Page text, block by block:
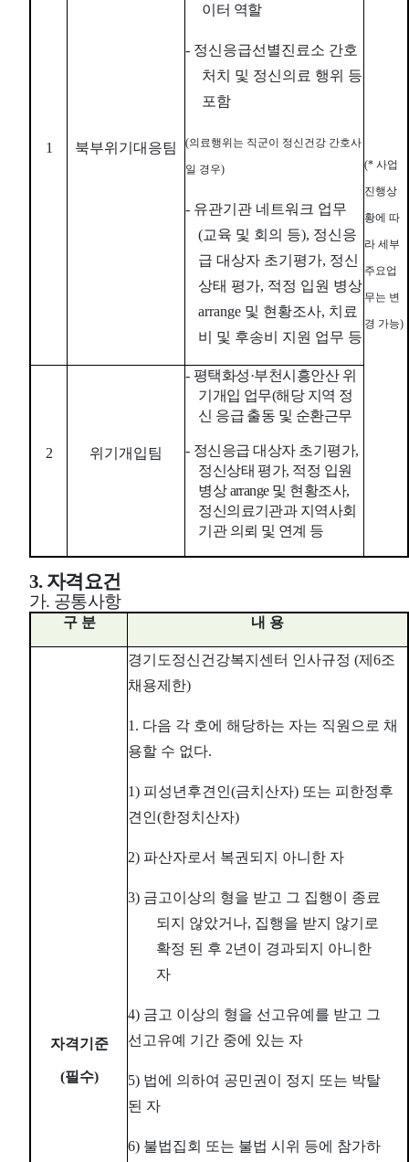
1 북부위기대응팀
이터 역할
- 정신응급선별진료소 간호
처치 및 정신의료 행위 등
포함
(의료행위는 직군이 정신건강 간호사
일 경우)
- 유관기관 네트워크 업무
(교육 및 회의 등), 정신응
급 대상자 초기평가, 정신
상태 평가, 적정 입원 병상
arrange 및 현황조사, 치료
비 및 후송비 지원 업무 등
(* 사업
진행상
황에 따
라 세부
주요업
무는 변
경 가능)
2 위기개입팀
- 평택화성·부천시흥안산 위
기개입 업무(해당 지역 정
신 응급 출동 및 순환근무
- 정신응급 대상자 초기평가,
정신상태 평가, 적정 입원
병상arrange 및 현황조사,
정신의료기관과 지역사회
기관 의뢰 및 연계 등
3. 자격요건
가. 공통사항
구 분 내 용
자격기준
(필수)
경기도정신건강복지센터 인사규정 (제 6조
채용제한)
1. 다음 각 호에 해당하는 자는 직원으로 채
용할 수 없다.
1) 피성년후견인(금치산자) 또는 피한정후
견인(한정치산자)
2) 파산자로서 복권되지 아니한 자
3) 금고이상의 형을 받고 그 집행이 종료
되지 않았거나, 집행을 받지 않기로
확정 된 후 2년이 경과되지 아니한
자
4) 금고 이상의 형을 선고유예를 받고 그
선고유예 기간 중에 있는 자
5) 법에 의하여 공민권이 정지 또는 박탈
된 자
6) 불법집회 또는 불법 시위 등에 참가하